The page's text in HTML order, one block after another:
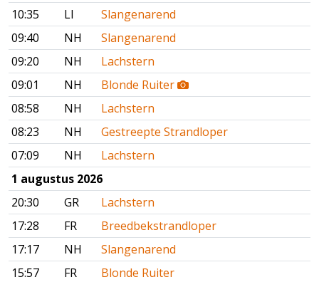
10:35
LI
Slangenarend
09:40
NH
Slangenarend
09:20
NH
Lachstern
09:01
NH
Blonde Ruiter
08:58
NH
Lachstern
08:23
NH
Gestreepte Strandloper
07:09
NH
Lachstern
1 augustus 2026
20:30
GR
Lachstern
17:28
FR
Breedbekstrandloper
17:17
NH
Slangenarend
15:57
FR
Blonde Ruiter